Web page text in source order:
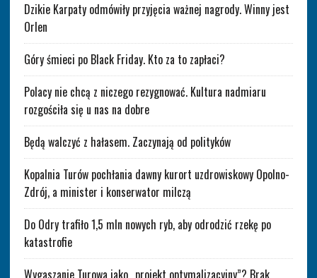
Dzikie Karpaty odmówiły przyjęcia ważnej nagrody. Winny jest
Orlen
Góry śmieci po Black Friday. Kto za to zapłaci?
Polacy nie chcą z niczego rezygnować. Kultura nadmiaru
rozgościła się u nas na dobre
Będą walczyć z hałasem. Zaczynają od polityków
Kopalnia Turów pochłania dawny kurort uzdrowiskowy Opolno-
Zdrój, a minister i konserwator milczą
Do Odry trafiło 1,5 mln nowych ryb, aby odrodzić rzekę po
katastrofie